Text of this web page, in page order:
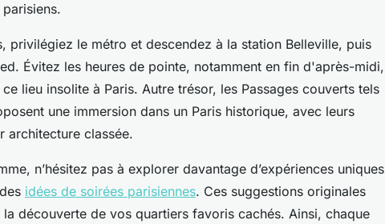
privilégiez le métro et descendez à la station Belleville, puis
Évitez les heures de pointe, notamment en fin d'après-midi,
lieu insolite à Paris. Autre trésor, les Passages couverts tels
une immersion dans un Paris historique, avec leurs
architecture classée.
n’hésitez pas à explorer davantage d’expériences uniques
idées de soirées parisiennes. Ces suggestions originales
découverte de vos quartiers favoris cachés. Ainsi, chaque